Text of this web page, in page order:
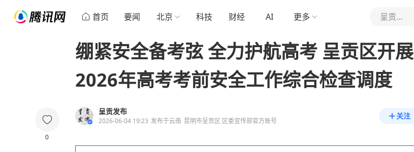
首页 要闻 北京 科技 财经 AI 更多 呈贡发布
0
绷紧安全备考弦 全力护航高考 呈贡区开展
2026年高考考前安全工作综合检查调度
呈贡发布
2026-06-04 19:23 发布于云南 昆明市呈贡区 区委宣传部官方账号
关注